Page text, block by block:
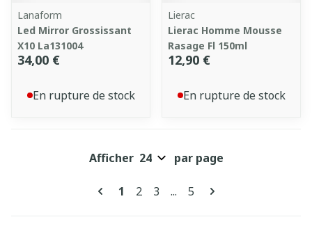
Lanaform
Led Mirror Grossissant
X10 La131004
34,00 €
En rupture de stock
Lierac
Lierac Homme Mousse
Rasage Fl 150ml
12,90 €
En rupture de stock
Pages
Vous lisez actuellement la page
1 Page
2 Page
3 ... Page
5
Afficher par page